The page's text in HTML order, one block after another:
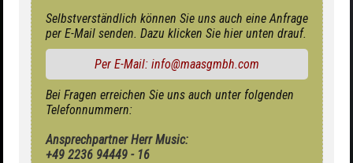
Selbstverständlich können Sie uns auch eine Anfrage
per E-Mail senden. Dazu klicken Sie hier unten drauf.
Per E-Mail: info@maasgmbh.com
Bei Fragen erreichen Sie uns auch unter folgenden
Telefonnummern:
Ansprechpartner Herr Music:
+49 2236 94449 - 16